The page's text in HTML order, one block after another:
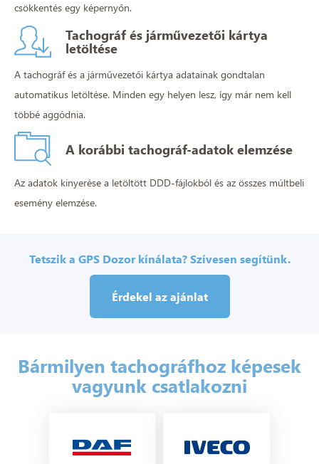
csökkentés egy képernyőn.
Tachográf és járművezetői kártya
letöltése
A tachográf és a járművezetői kártya adatainak gondtalan
automatikus letöltése. Minden egy helyen lesz, így már nem kell
többé aggódnia.
A korábbi tachográf-adatok elemzése
Az adatok kinyerése a letöltött DDD-fájlokból és az összes múltbeli
esemény elemzése.
Tetszik a GPS Dozor kínálata? Szívesen segítünk.
Érdekel az ajánlat
Bármilyen tachográfhoz képesek
vagyunk csatlakozni